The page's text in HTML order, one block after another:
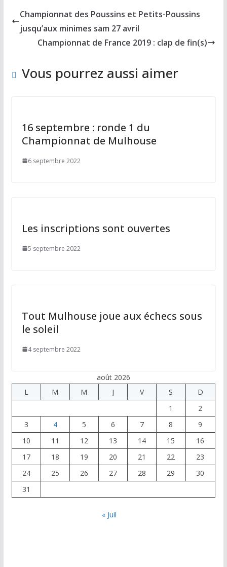
b
o
o
d
o
n
l g
er
Championnat des Poussins et Petits-Poussins
jusqu’aux minimes sam 27 avril
Championnat de France 2019 : clap de fin(s)
Vous pourrez aussi aimer
16 septembre : ronde 1 du
Championnat de Mulhouse
6 septembre 2022
Les inscriptions sont ouvertes
5 septembre 2022
Tout Mulhouse joue aux échecs sous
le soleil
4 septembre 2022
août 2026
L
M M J V S
D
1
2
3
4 5 6 7 8
9
10
11 12 13 14 15
16
17
18 19 20 21 22
23
24
25 26 27 28 29
30
31
« Juil